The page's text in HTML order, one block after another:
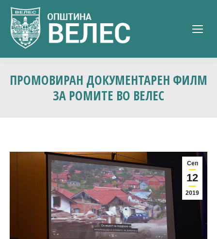
ПРОМОВИРАН ДОКУМЕНТАРЕН ФИЛМ
ЗА РОМИТЕ ВО ВЕЛЕС
Сеп
12
2019